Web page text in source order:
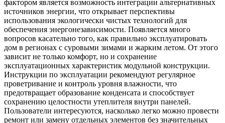
фактором является возможность интеграции альтернативных
источников энергии, что открывает перспективы
использования экологически чистых технологий для
обеспечения энергонезависимости. Появляется много
вопросов касательно того, как правильно эксплуатировать
дом в регионах с суровыми зимами и жарким летом. От этого
зависит не только комфорт, но и сохранение
эксплуатационных характеристик модульной конструкции.
Инструкции по эксплуатации рекомендуют регулярное
проветривание и контроль уровня влажности, что
предотвращает образование конденсата и способствует
сохранению целостности утеплителя внутри панелей.
Пользователи интересуются, насколько легко можно провести
ремонт или замену отдельных элементов без значительных